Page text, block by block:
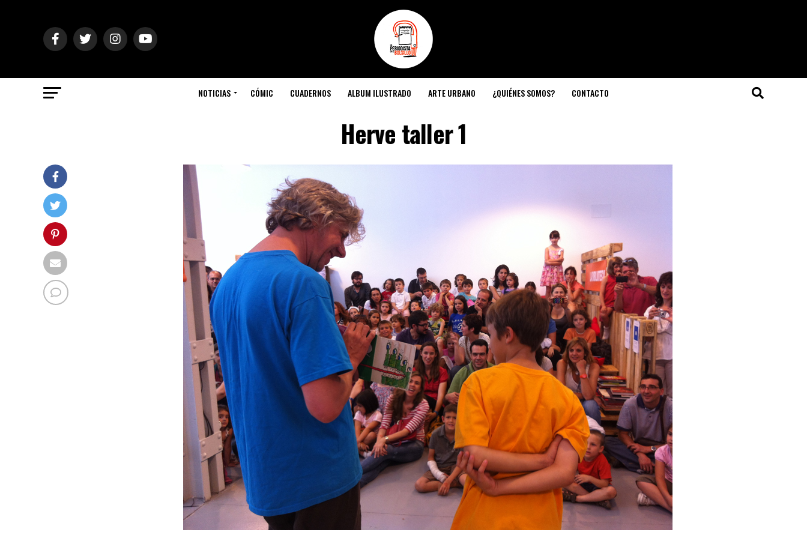
NOTICIAS CÓMIC CUADERNOS ALBUM ILUSTRADO ARTE URBANO ¿QUIÉNES SOMOS? CONTACTO
Herve taller 1